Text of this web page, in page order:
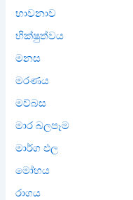
භාවනාව
භික්ෂුත්වය
මනස
මරණය
මව්බස
මාර බලපෑම
මාර්ග ඵල
මෝහය
රාගය